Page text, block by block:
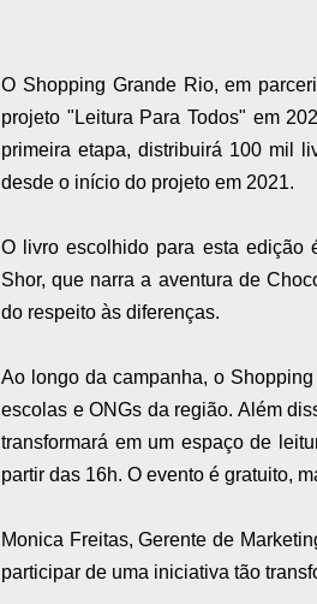
O Shopping Grande Rio, em
projeto "Leitura Para Todos" em
primeira etapa, distribuirá 100 mil
desde o início do projeto em 2021.
O livro escolhido para esta edição
Shor, que narra a aventura de
do respeito às diferenças.
Ao longo da campanha, o
escolas e ONGs da região. Além
transformará em um espaço de
partir das 16h. O evento é gratuito,
Monica Freitas, Gerente de
participar de uma iniciativa tão